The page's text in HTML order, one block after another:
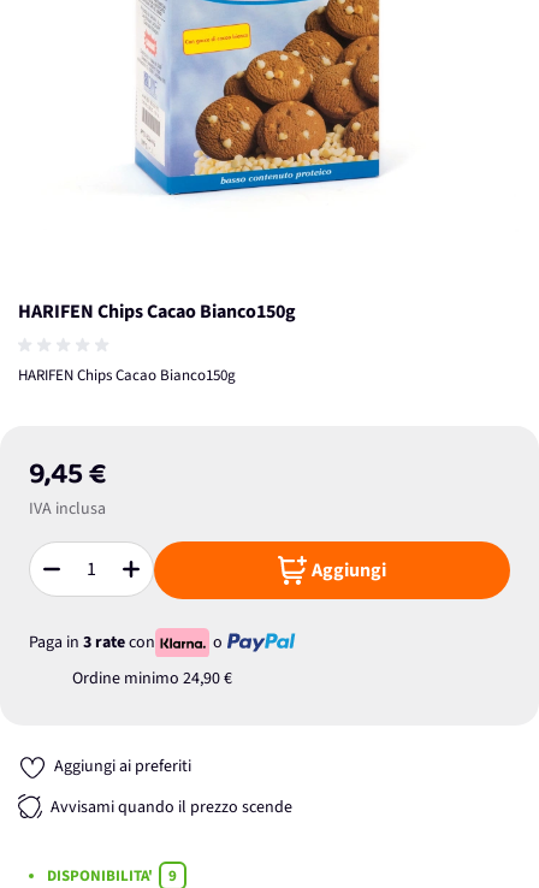
HARIFEN Chips Cacao Bianco150g
HARIFEN Chips Cacao Bianco150g
9,45 €
IVA inclusa
Quantità Aggiungi
Paga in 3 ratecon
o
Ordine minimo 24,90 €
Aggiungi ai preferiti
Avvisami quando il prezzo scende
DISPONIBILITA'
9